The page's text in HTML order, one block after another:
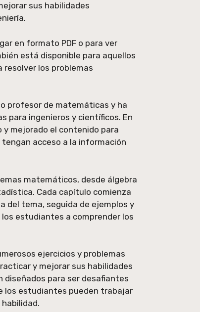
sus habilidades
en formato PDF o para ver
está disponible para aquellos
resolver los problemas
profesor de matemáticas y ha
para ingenieros y científicos. En
mejorado el contenido para
acceso a la información
matemáticos, desde álgebra
Cada capítulo comienza
del tema, seguida de ejemplos y
estudiantes a comprender los
ejercicios y problemas
y mejorar sus habilidades
para ser desafiantes
los estudiantes pueden trabajar